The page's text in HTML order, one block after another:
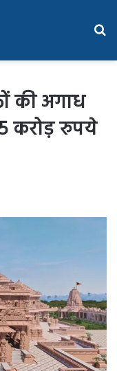
की अगाध
करोड़ रुपये